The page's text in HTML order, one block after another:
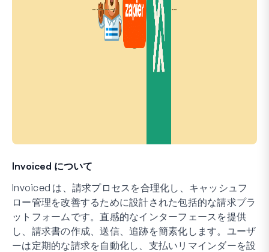
Invoiced について
Invoiced は、請求プロセスを合理化し、キャッシュフ
ロー管理を改善するために設計された包括的な請求プラ
ットフォームです。直感的なインターフェースを提供
し、請求書の作成、送信、追跡を簡素化します。ユーザ
ーは定期的な請求を自動化し、支払いリマインダーを設